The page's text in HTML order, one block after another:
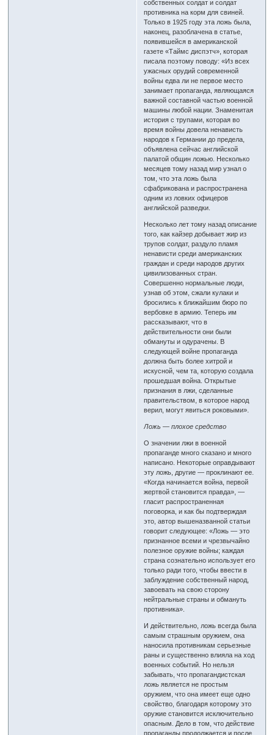
собственных солдат и солдат
противника на корм для свиней.
Только в 1925 году эта ложь была,
наконец, разоблачена в статье,
появившейся в американской
газете «Таймс диспэтч», которая
писала поэтому поводу: «Из всех
ужасных орудий современной
войны едва ли не первое место
занимает пропаганда, являющаяся
важной составной частью военной
машины любой нации. Знаменитая
история с трупами, которая во
время войны довела ненависть
народов к Германии до предела,
объявлена сейчас английской
палатой общин ложью. Несколько
месяцев тому назад мир узнал о
том, что эта ложь была
сфабрикована и распространена
одним из ловких офицеров
английской разведки.
Несколько лет тому назад описание
того, как кайзер добывает жир из
трупов солдат, раздуло пламя
ненависти среди американских
граждан и среди народов других
цивилизованных стран.
Совершенно нормальные люди,
узнав об этом, сжали кулаки и
бросились к ближайшим бюро по
вербовке в армию. Теперь им
рассказывают, что в
действительности они были
обмануты и одурачены. В
следующей войне пропаганда
должна быть более хитрой и
искусной, чем та, которую создала
прошедшая война. Открытые
признания в лжи, сделанные
правительством, в которое народ
верил, могут явиться роковыми».
Ложь — плохое средство
О значении лжи в военной
пропаганде много сказано и много
написано. Некоторые оправдывают
эту ложь, другие — проклинают ее.
«Когда начинается война, первой
жертвой становится правда», —
гласит распространенная
поговорка, и как бы подтверждая
это, автор вышеназванной статьи
говорит следующее: «Ложь — это
признанное всеми и чрезвычайно
полезное оружие войны; каждая
страна сознательно использует его
только ради того, чтобы ввести в
заблуждение собственный народ,
завоевать на свою сторону
нейтральные страны и обмануть
противника».
И действительно, ложь всегда была
самым страшным оружием, она
наносила противникам серьезные
раны и существенно влияла на ход
военных событий. Но нельзя
забывать, что пропагандистская
ложь является не простым
оружием, что она имеет еще одно
свойство, благодаря которому это
оружие становится исключительно
опасным. Дело в том, что действие
пропаганды продолжается и после